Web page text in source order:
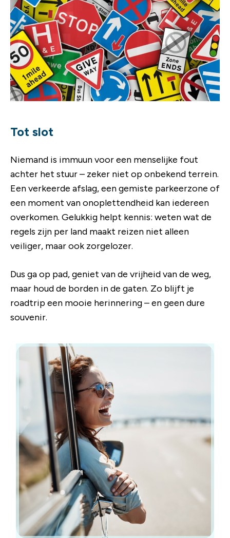
Tot slot
Niemand is immuun voor een menselijke fout
achter het stuur – zeker niet op onbekend terrein.
Een verkeerde afslag, een gemiste parkeerzone of
een moment van onoplettendheid kan iedereen
overkomen. Gelukkig helpt kennis: weten wat de
regels zijn per land maakt reizen niet alleen
veiliger, maar ook zorgelozer.
Dus ga op pad, geniet van de vrijheid van de weg,
maar houd de borden in de gaten. Zo blijft je
roadtrip een mooie herinnering – en geen dure
souvenir.